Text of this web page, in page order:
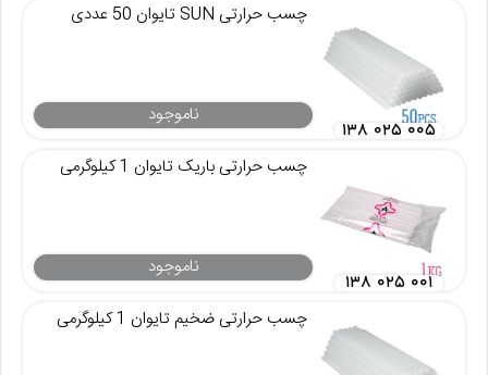
چسب حرارتی SUN تایوان 50 عددی
ناموجود
۱۳۸ ۰۲۵ ۰۰۵
چسب حرارتی باریک تایوان 1 کیلوگرمی
ناموجود
۱۳۸ ۰۲۵ ۰۰۱
چسب حرارتی ضخیم تایوان 1 کیلوگرمی